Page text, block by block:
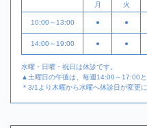
月 火
10:00～13:00 ● ●
14:00～19:00 ● ●
水曜・日曜・祝日は休診です。
▲土曜日の午後は、毎週14:00～17:00と
＊3/1より木曜から水曜へ休診日が変更に